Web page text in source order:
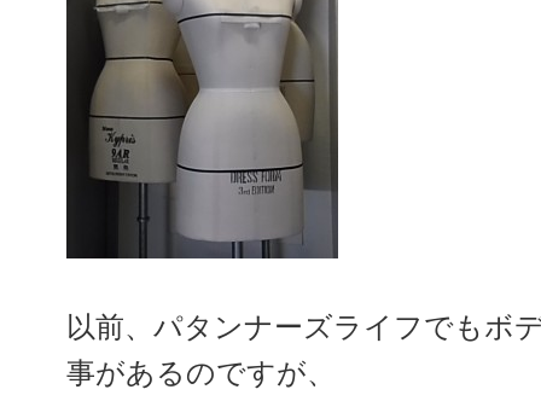
以前、パタンナーズライフでもボ
事があるのですが、